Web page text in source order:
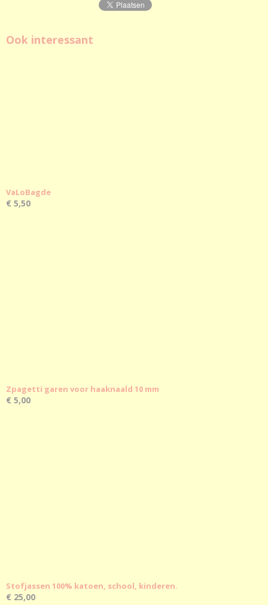
Ook interessant
VaLoBagde
€ 5,50
Zpagetti garen voor haaknaald 10 mm
€ 5,00
Stofjassen 100% katoen, school, kinderen.
€ 25,00